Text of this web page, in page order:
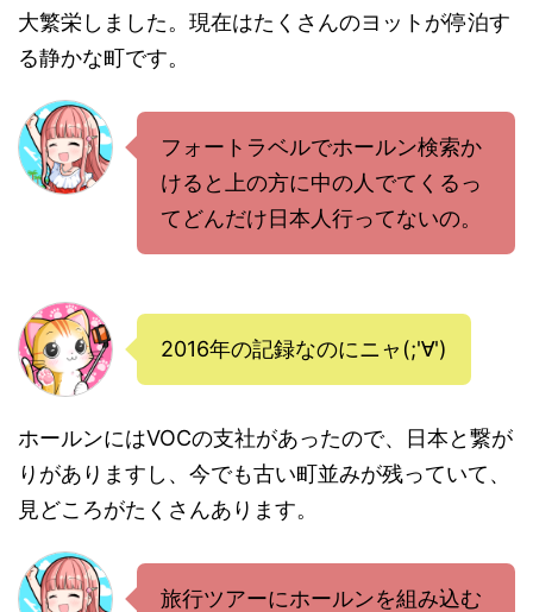
大繁栄しました。現在はたくさんのヨットが停泊す
る静かな町です。
フォートラベルでホールン検索か
けると上の方に中の人でてくるっ
てどんだけ日本人行ってないの。
2016年の記録なのにニャ(;'∀')
ホールンにはVOCの支社があったので、日本と繋が
りがありますし、今でも古い町並みが残っていて、
見どころがたくさんあります。
旅行ツアーにホールンを組み込む